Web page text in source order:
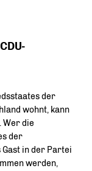
der
wohnt, kann
Wer die
der
in der Partei
werden,